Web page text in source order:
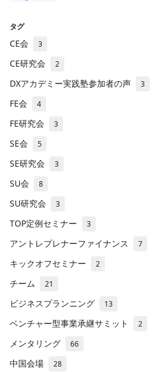
タグ
CE会 3
CE研究会 2
DXアカデミー実践塾参加者の声 3
FE会 4
FE研究会 3
SE会 5
SE研究会 3
SU会 8
SU研究会 3
TOP定例セミナー 3
アントレプレナーファイナンス 7
キックオフセミナー 2
チーム 21
ビジネスプランニング 13
ベンチャー型事業承継サミット 2
メンタリング 66
中国会場 28